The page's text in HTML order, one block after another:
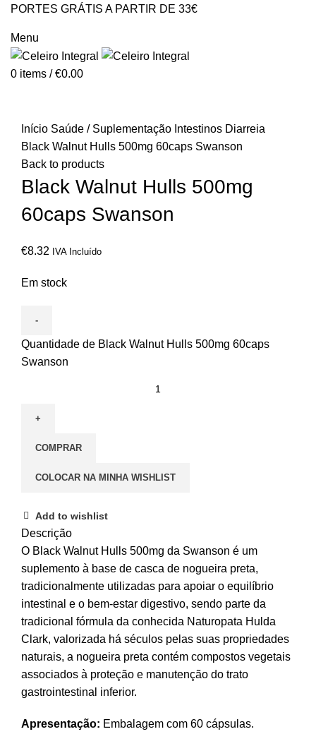
PORTES GRÁTIS A PARTIR DE 33€
Menu
0 items / €0.00
Início Saúde / Suplementação Intestinos Diarreia
Black Walnut Hulls 500mg 60caps Swanson
Back to products
Black Walnut Hulls 500mg
60caps Swanson
€8.32 IVA Incluído
Em stock
Quantidade de Black Walnut Hulls 500mg 60caps
Swanson
COMPRAR
COLOCAR NA MINHA WISHLIST
Add to wishlist
Descrição
O Black Walnut Hulls 500mg da Swanson é um
suplemento à base de casca de nogueira preta,
tradicionalmente utilizadas para apoiar o equilíbrio
intestinal e o bem-estar digestivo, sendo parte da
tradicional fórmula da conhecida Naturopata Hulda
Clark, valorizada há séculos pelas suas propriedades
naturais, a nogueira preta contém compostos vegetais
associados à proteção e manutenção do trato
gastrointestinal inferior.
Apresentação: Embalagem com 60 cápsulas.